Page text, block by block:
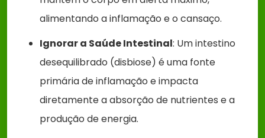
alimentando a inflamação e o cansaço.
Ignorar a Saúde Intestinal: Um intestino
desequilibrado (disbiose) é uma fonte
primária de inflamação e impacta
diretamente a absorção de nutrientes e a
produção de energia.